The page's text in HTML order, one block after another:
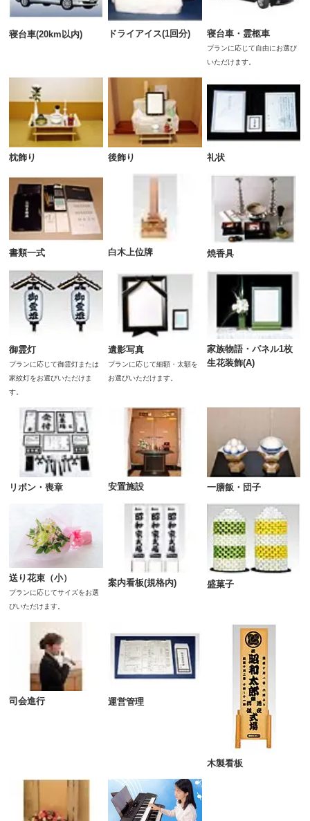
寝台車(20km以内) ドライアイス(1回分) 寝台車・霊柩車
プランに応じて自由にお選び
いただけます。
枕飾り 後飾り 礼状
書類一式 白木上位牌 焼香具
御霊灯
プランに応じて御霊灯または
家紋灯をお選びいただけま
す。
遺影写真
プランに応じて細額・太額を
お選びいただけます。
家族物語・パネル1枚
生花装飾(A)
リボン・喪章 安置施設 一膳飯・団子
送り花束（小）
プランに応じてサイズをお選
びいただけます。
案内看板(規格内) 盛菓子
司会進行 運営管理
木製看板